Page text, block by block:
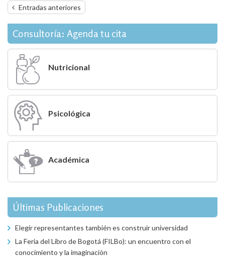
Navegación
de
entradas
Entradas anteriores
Consultoría: Agenda tu cita
Nutricional
Psicológica
Académica
Últimas Publicaciones
Elegir representantes también es construir universidad
La Feria del Libro de Bogotá (FILBo): un encuentro con el
conocimiento y la imaginación